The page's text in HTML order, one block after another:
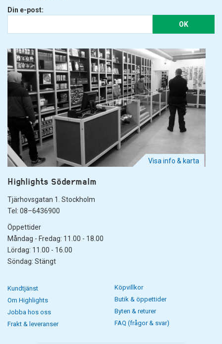
Din e-post:
OK
Visa info & karta
Highlights Södermalm
Tjärhovsgatan 1. Stockholm
Tel: 08–6436900
Öppettider
Måndag - Fredag: 11.00 - 18.00
Lördag: 11.00 - 16.00
Söndag: Stängt
Kundtjänst
Om Highlights
Jobba hos oss
Frakt & leveranser
Köpvillkor
Butik & öppettider
Byten & returer
FAQ (frågor & svar)